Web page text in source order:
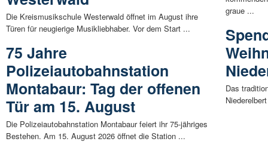
Die Kreismusikschule Westerwald öffnet im August ihre
Türen für neugierige Musikliebhaber. Vor dem Start ...
75 Jahre
Polizeiautobahnstation
Montabaur: Tag der offenen
Tür am 15. August
Die Polizeiautobahnstation Montabaur feiert ihr 75-jähriges
Bestehen. Am 15. August 2026 öffnet die Station ...
graue ...
Das